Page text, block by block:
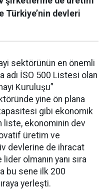
Türkiye’nin devleri
sektörünün en önemli
adı İSO 500 Listesi olan
Kuruluşu”
yine ön plana
gibi ekonomik
liste, ekonominin dev
üretim ve
devlerine de ihracat
olmanın yanı sıra
bu sene ilk 200
yerleşti.